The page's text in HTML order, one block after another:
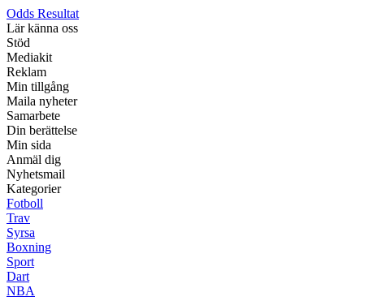
Odds Resultat
Lär känna oss
Stöd
Mediakit
Reklam
Min tillgång
Maila nyheter
Samarbete
Din berättelse
Min sida
Anmäl dig
Nyhetsmail
Kategorier
Fotboll
Trav
Syrsa
Boxning
Sport
Dart
NBA